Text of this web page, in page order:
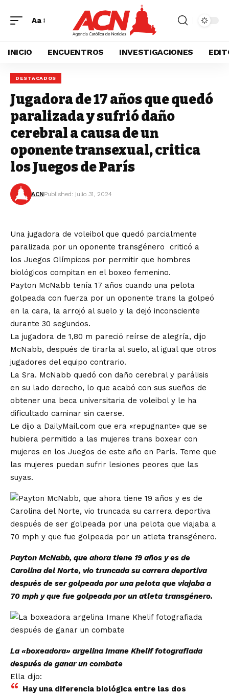
Aa
INICIO ENCUENTROS INVESTIGACIONES
DESTACADOS
Jugadora de 17 años que quedó
paralizada y sufrió daño
cerebral a causa de un
oponente transexual, critica
los Juegos de París
ACNPublished: julio 31, 2024
Una jugadora de voleibol que quedó parcialmente
paralizada por un oponente transgénero criticó a
los Juegos Olímpicos por permitir que hombres
biológicos compitan en el boxeo femenino.
Payton McNabb tenía 17 años cuando una pelota
golpeada con fuerza por un oponente trans la golpeó
en la cara, la arrojó al suelo y la dejó inconsciente
durante 30 segundos.
La jugadora de 1,80 m pareció reírse de alegría, dijo
McNabb, después de tirarla al suelo, al igual que otros
jugadores del equipo contrario.
La Sra. McNabb quedó con daño cerebral y parálisis
en su lado derecho, lo que acabó con sus sueños de
obtener una beca universitaria de voleibol y le ha
dificultado caminar sin caerse.
Le dijo a DailyMail.com que era «repugnante» que se
hubiera permitido a las mujeres trans boxear con
mujeres en los Juegos de este año en París. Teme que
las mujeres puedan sufrir lesiones peores que las
suyas.
Payton McNabb, que ahora tiene 19 años y es de
Carolina del Norte, vio truncada su carrera deportiva
después de ser golpeada por una pelota que viajaba a
70 mph y que fue golpeada por un atleta transgénero.
La «boxeadora» argelina Imane Khelif fotografiada
después de ganar un combate
Ella dijo:
Hay una diferencia biológica entre las dos